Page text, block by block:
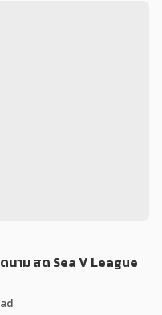
นาม สด Sea V League